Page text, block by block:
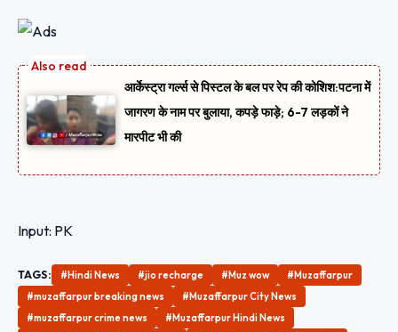
आर्केस्ट्रा गर्ल्स से पिस्टल के बल पर रेप की कोशिश:पटना में
जागरण के नाम पर बुलाया, कपड़े फाड़े; 6-7 लड़कों ने
मारपीट भी की
Input: PK
TAGS: #Hindi News #jio recharge #Muz wow
#Muzaffarpur
#muzaffarpur breaking news
#Muzaffarpur City News
#muzaffarpur crime news
#Muzaffarpur Hindi News